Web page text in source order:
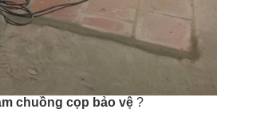
chuồng cọp bảo vệ ?